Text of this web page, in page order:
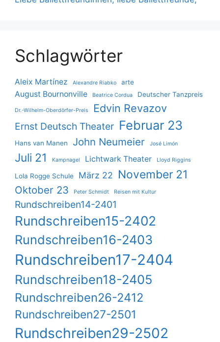
Schlagwörter
Aleix Martínez Alexandre Riabko arte
August Bournonville Beatrice Cordua Deutscher Tanzpreis
Dr.-Wilhelm-Oberdörfer-Preis Edvin Revazov
Ernst Deutsch Theater Februar 23
Hans van Manen John Neumeier José Limón
Juli 21 Kampnagel Lichtwark Theater Lloyd Riggins
Lola Rogge Schule März 22 November 21
Oktober 23 Peter Schmidt Reisen mit Kultur
Rundschreiben14-2401
Rundschreiben15-2402
Rundschreiben16-2403
Rundschreiben17-2404
Rundschreiben18-2405
Rundschreiben26-2412
Rundschreiben27-2501
Rundschreiben29-2502